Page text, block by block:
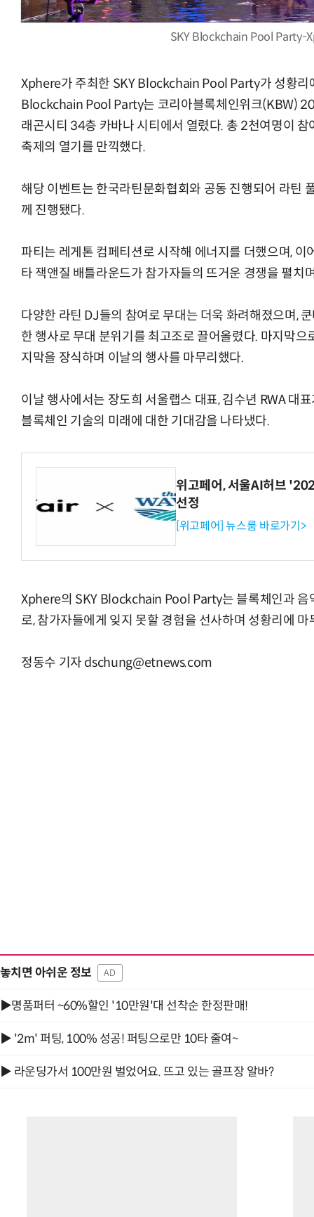
SKY Blockchain Pool Party-
Xphere가 주최한 SKY Blockchain Pool Party가 성황리
Blockchain Pool Party는 코리아블록체인위크(KBW)
래곤시티 34층 카바나 시티에서 열렸다. 총 2천여명이
축제의 열기를 만끽했다.
해당 이벤트는 한국라틴문화협회와 공동 진행되어 라틴
께 진행됐다.
파티는 레게톤 컴페티션로 시작해 에너지를 더했으며,
타 잭앤질 배틀라운드가 참가자들의 뜨거운 경쟁을 펼치
다양한 라틴 DJ들의 참여로 무대는 더욱 화려해졌으며,
한 행사로 무대 분위기를 최고조로 끌어올렸다. 마지막으
지막을 장식하며 이날의 행사를 마무리했다.
이날 행사에서는 장도희 서울랩스 대표, 김수년 RWA 대
블록체인 기술의 미래에 대한 기대감을 나타냈다.
위고페어, 서울AI허브
선정
[위고페어] 뉴스룸 바로가기>
Xphere의 SKY Blockchain Pool Party는 블록체인과 음
로, 참가자들에게 잊지 못할 경험을 선사하며 성황리에 마
정동수 기자 dschung@etnews.com
놓치면 아쉬운 정보 AD
▶명품퍼터 ~60%할인 '10만원'대 선착순 한정판매!
▶ '2m' 퍼팅, 100% 성공! 퍼팅으로만 10타 줄여~
▶ 라운딩가서 100만원 벌었어요. 뜨고 있는 골프장 알바?
AI Native Enterprise를 지원하